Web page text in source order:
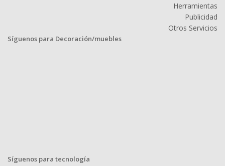
Herramientas
Publicidad
Otros Servicios
Síguenos para Decoración/muebles
Síguenos para tecnología